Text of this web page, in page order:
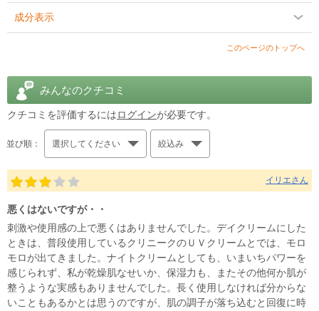
この他、保湿成分として名高いカモミールエキスや、ビタミンEも
配合。
を届けながらキメ
フタを開けた瞬間にトロピカルな香りが広がるクリームは、嫌なベ
タつきもなくマットな使用感 。
とろけるようにスッとお肌になじみます。
成分表示
このページのトップへ
みんなのクチコミ
クチコミを評価するにはログインが必要です。
並び順： 選択してください 絞込み
イリエさん
悪くはないですが・・
刺激や使用感の上で悪くはありませんでした。デイクリームにした
ときは、普段使用しているクリニークのＵＶクリームとでは、モロ
モロが出てきました。ナイトクリームとしても、いまいちパワーを
感じられず、私が乾燥肌なせいか、保湿力も、またその他何か肌が
整うような実感もありませんでした。長く使用しなければ分からな
いこともあるかとは思うのですが、肌の調子が落ち込むと回復に時